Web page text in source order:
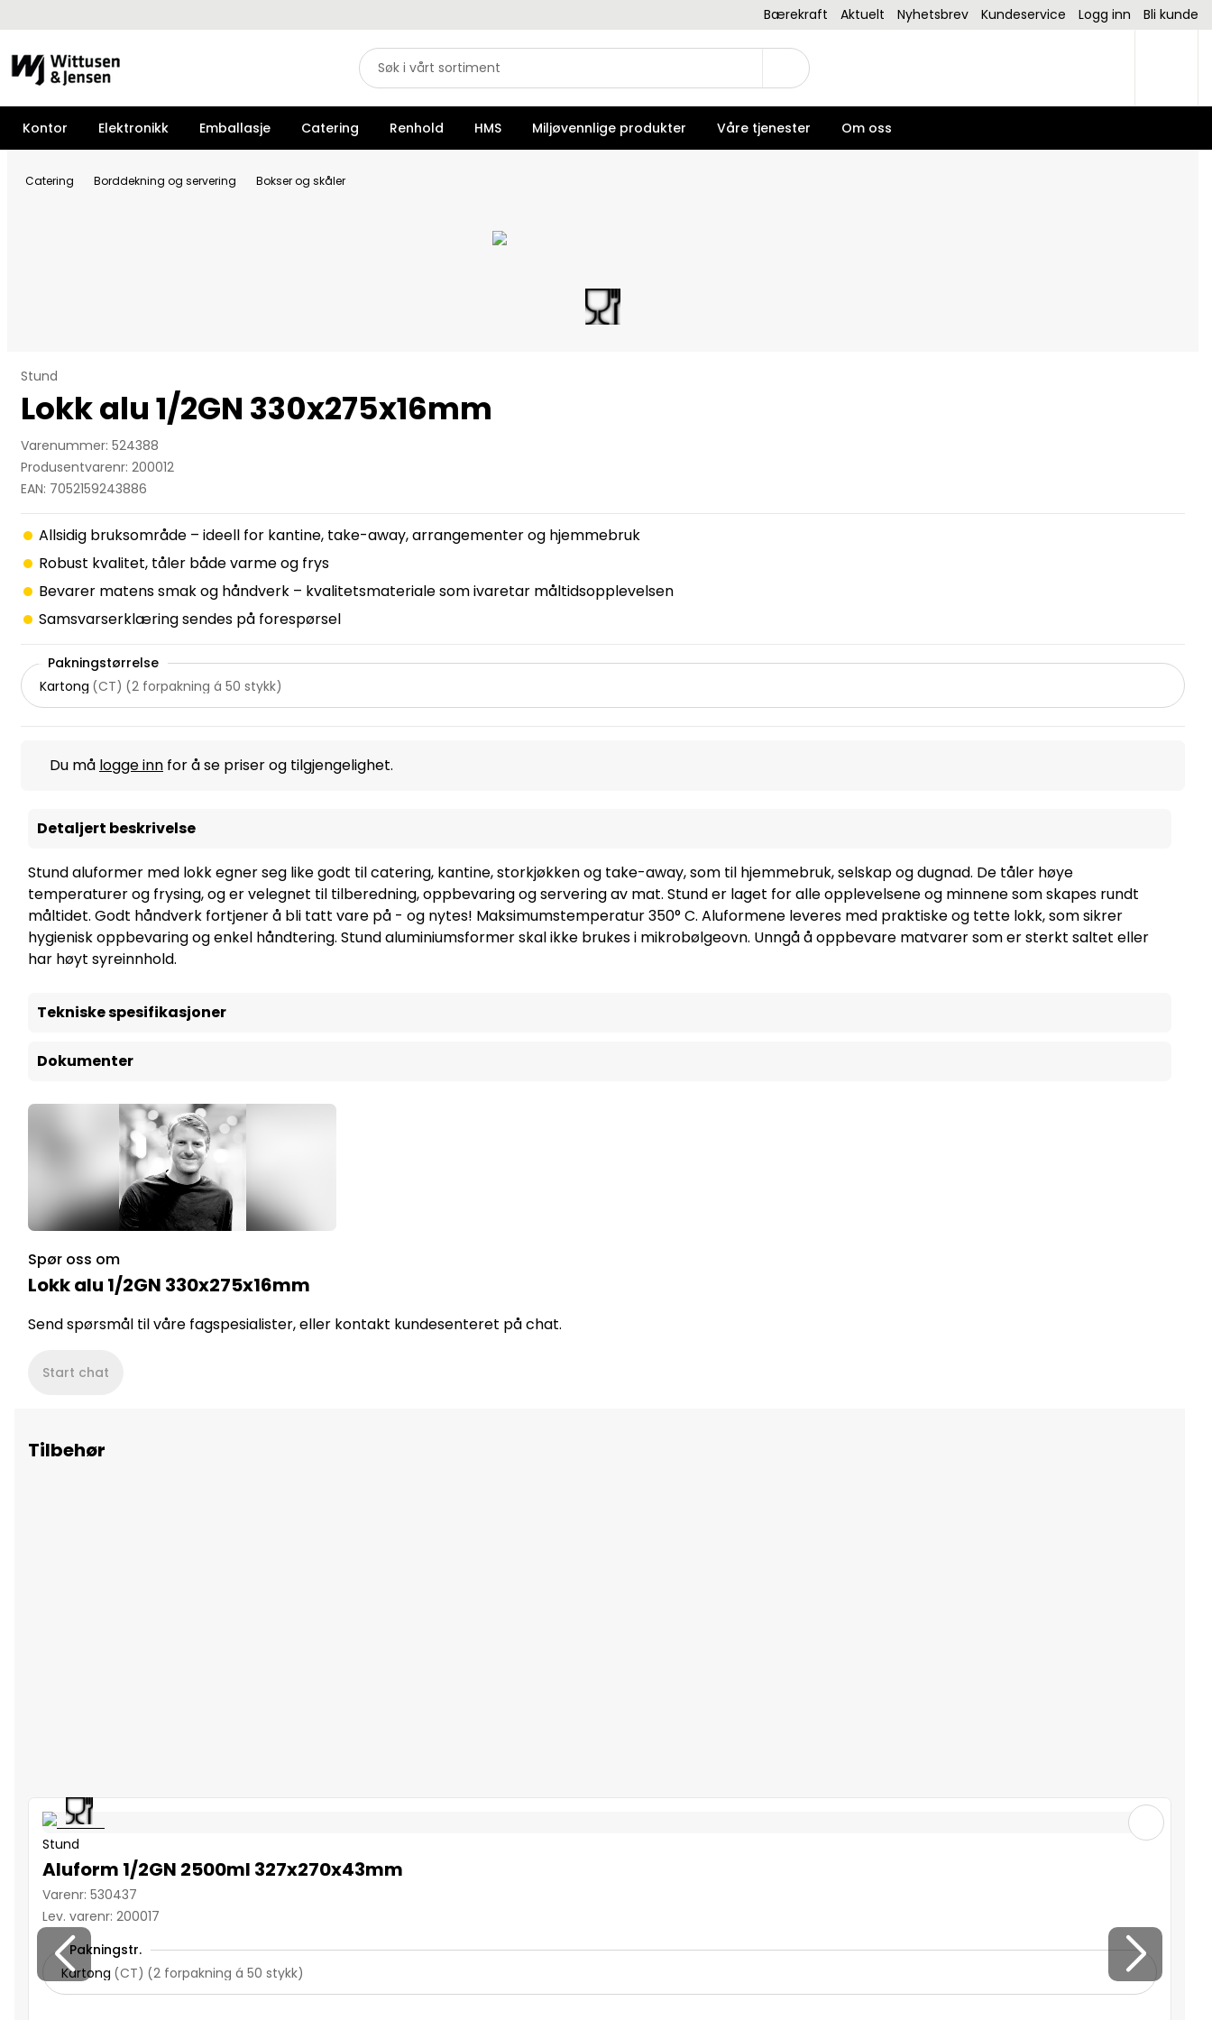
Bærekraft Aktuelt Nyhetsbrev Kundeservice Logg inn Bli kunde
Kontor Elektronikk Emballasje Catering Renhold HMS Miljøvennlige produkter Våre tjenester Om oss
Catering Borddekning og servering Bokser og skåler
Stund
Lokk alu 1/2GN 330x275x16mm
Varenummer: 524388
Produsentvarenr: 200012
EAN: 7052159243886
Allsidig bruksområde – ideell for kantine, take-away, arrangementer og hjemmebruk
Robust kvalitet, tåler både varme og frys
Bevarer matens smak og håndverk – kvalitetsmateriale som ivaretar måltidsopplevelsen
Samsvarserklæring sendes på forespørsel
Pakningstørrelse
Kartong (CT) (2 forpakning á 50 stykk)
Du må logge inn for å se priser og tilgjengelighet.
Detaljert beskrivelse
Stund aluformer med lokk egner seg like godt til catering, kantine, storkjøkken og take-away, som til hjemmebruk, selskap og dugnad. De tåler høye
temperaturer og frysing, og er velegnet til tilberedning, oppbevaring og servering av mat. Stund er laget for alle opplevelsene og minnene som skapes rundt
måltidet. Godt håndverk fortjener å bli tatt vare på - og nytes! Maksimumstemperatur 350° C. Aluformene leveres med praktiske og tette lokk, som sikrer
hygienisk oppbevaring og enkel håndtering. Stund aluminiumsformer skal ikke brukes i mikrobølgeovn. Unngå å oppbevare matvarer som er sterkt saltet eller
har høyt syreinnhold.
Tekniske spesifikasjoner
Dokumenter
Spør oss om
Lokk alu 1/2GN 330x275x16mm
Send spørsmål til våre fagspesialister, eller kontakt kundesenteret på chat.
Start chat
Tilbehør
Stund
Aluform 1/2GN 2500ml 327x270x43mm
Varenr: 530437
Lev. varenr: 200017
Pakningstr.
Kartong (CT) (2 forpakning á 50 stykk)